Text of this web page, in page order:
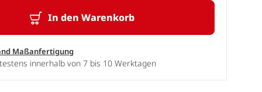
In den Warenkorb
Maßanfertigung
innerhalb von 7 bis 10 Werktagen